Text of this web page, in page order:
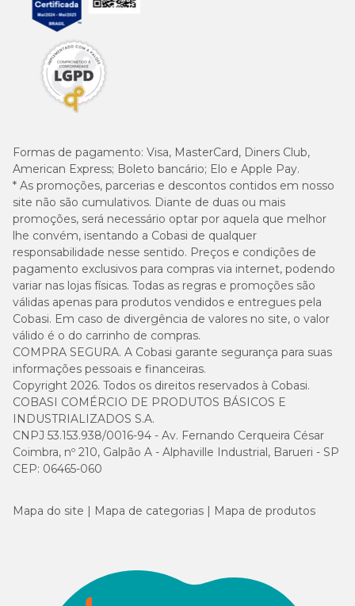
Formas de pagamento: Visa, MasterCard, Diners Club,
American Express; Boleto bancário; Elo e Apple Pay.
* As promoções, parcerias e descontos contidos em nosso
site não são cumulativos. Diante de duas ou mais
promoções, será necessário optar por aquela que melhor
lhe convém, isentando a Cobasi de qualquer
responsabilidade nesse sentido. Preços e condições de
pagamento exclusivos para compras via internet, podendo
variar nas lojas físicas. Todas as regras e promoções são
válidas apenas para produtos vendidos e entregues pela
Cobasi. Em caso de divergência de valores no site, o valor
válido é o do carrinho de compras.
COMPRA SEGURA. A Cobasi garante segurança para suas
informações pessoais e financeiras.
Copyright 2026. Todos os direitos reservados à Cobasi.
COBASI COMÉRCIO DE PRODUTOS BÁSICOS E
INDUSTRIALIZADOS S.A.
CNPJ 53.153.938/0016-94 - Av. Fernando Cerqueira César
Coimbra, nº 210, Galpão A - Alphaville Industrial, Barueri - SP
CEP: 06465-060
Mapa do site Mapa de categorias Mapa de produtos